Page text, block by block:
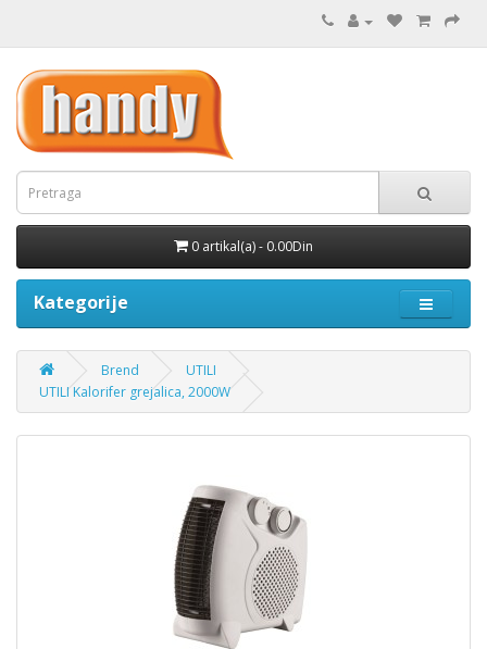
0 artikal(a) - 0.00Din
Kategorije
Brend
UTILI
UTILI Kalorifer grejalica, 2000W